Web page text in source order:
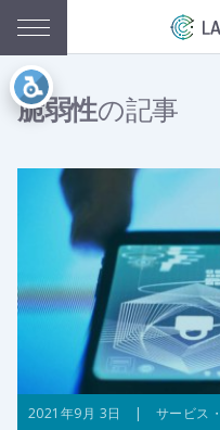
脆弱性の記事
2021年9月 3日 | サービス